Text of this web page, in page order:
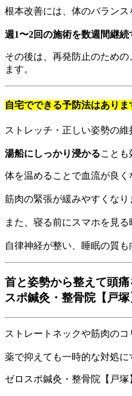
根本改善には、体のバランス
週1〜2回の施術を数週間継
その後は、再発防止のため
ます。
自宅でできる予防法はありま
ストレッチ・正しい姿勢の維
湯船にしっかり浸かることも
体を温めることで血流が良く
筋肉の緊張が緩みやすくなり
また、寝る前にスマホを見る
自律神経が整い、睡眠の質も
首と姿勢から整えて頭
スポ鍼灸・整骨院【戸
ストレートネックや筋肉のコ
薬で抑えても一時的な対処に
ゼロスポ鍼灸・整骨院【戸塚